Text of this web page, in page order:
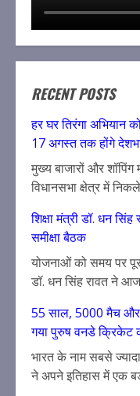
RECENT POSTS
हर घर तिरंगा
17 अगस्त तक होंगे
मुख्य बाजारों और शॉपिंग
विधानसभा क्षेत्र में
शिक्षा मंत्री डॉ. धन
समीक्षा बैठक
योजनाओं को समय पर
डॉ. धन सिंह रावत ने
55 साल, 5000 मैच और
गया पुरुष वनडे क्रिकेट
भारत के नाम सबसे
ने अपने इतिहास में एक